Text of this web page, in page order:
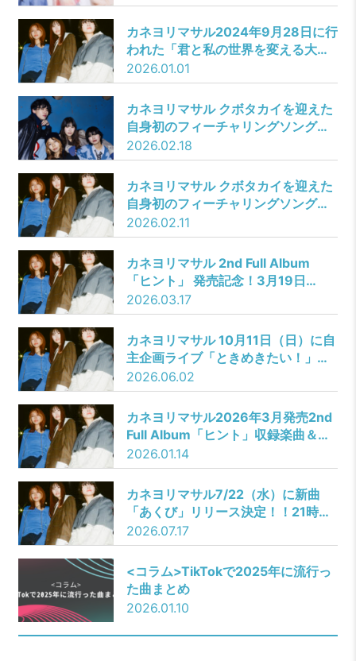
カネヨリマサル2024年9月28日に行
われた「君と私の世界を変える大阪
城野音ワンマン」より「はしる、
夜」 「南十字星」 「関係のない人」
のライブ映像を1月1日から三夜連続
プレミア公開！！
2026.01.01
カネヨリマサル クボタカイを迎えた
自身初のフィーチャリングソング
「どうにかなればいいのに (feat. ク
ボタカイ)」 本日より配信スター
ト！クボタカイが描き下ろしたイラ
ストジャケット写真を公開！ 21時よ
りMusic videoプレミア公開！
2026.02.18
カネヨリマサル クボタカイを迎えた
自身初のフィーチャリングソング
「どうにかなればいいのに （feat.
クボタカイ）」2月18日（水）リリ
ース & Music Video公開決定！
2026.02.11
カネヨリマサル 2nd Full Album
「ヒント」 発売記念！3月19日
（木）にスタジオセッションライブ
をTikTok LIVEにて生配信決定！ク
ボタカイのゲスト出演も決定！
2026.03.17
カネヨリマサル 10月11日（日）に自
主企画ライブ「ときめきたい！」開
催決定！（本人コメントあり）
2026.06.02
カネヨリマサル2026年3月発売2nd
Full Album「ヒント」収録楽曲＆ジ
ャケット発表！
2026.01.14
カネヨリマサル7/22（水）に新曲
「あくび」リリース決定！！21時よ
りMusic Videoのプレミア公開も決
定！！主演を務めるのは中山莉子
（私立恵比寿中学）
2026.07.17
<コラム>TikTokで2025年に流行っ
た曲まとめ
2026.01.10